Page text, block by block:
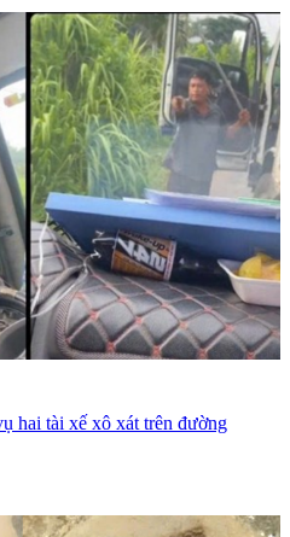
hai tài xế xô xát trên đường